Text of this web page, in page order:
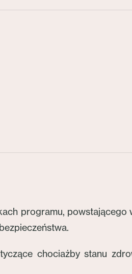
programu, powstającego
chociażby stanu